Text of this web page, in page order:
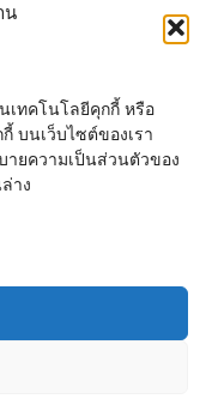
น
เทคโนโลยีคุกกี้ หรือ
บนเว็บไซต์ของเรา
ายความเป็นส่วนตัวของ
าง
Archives